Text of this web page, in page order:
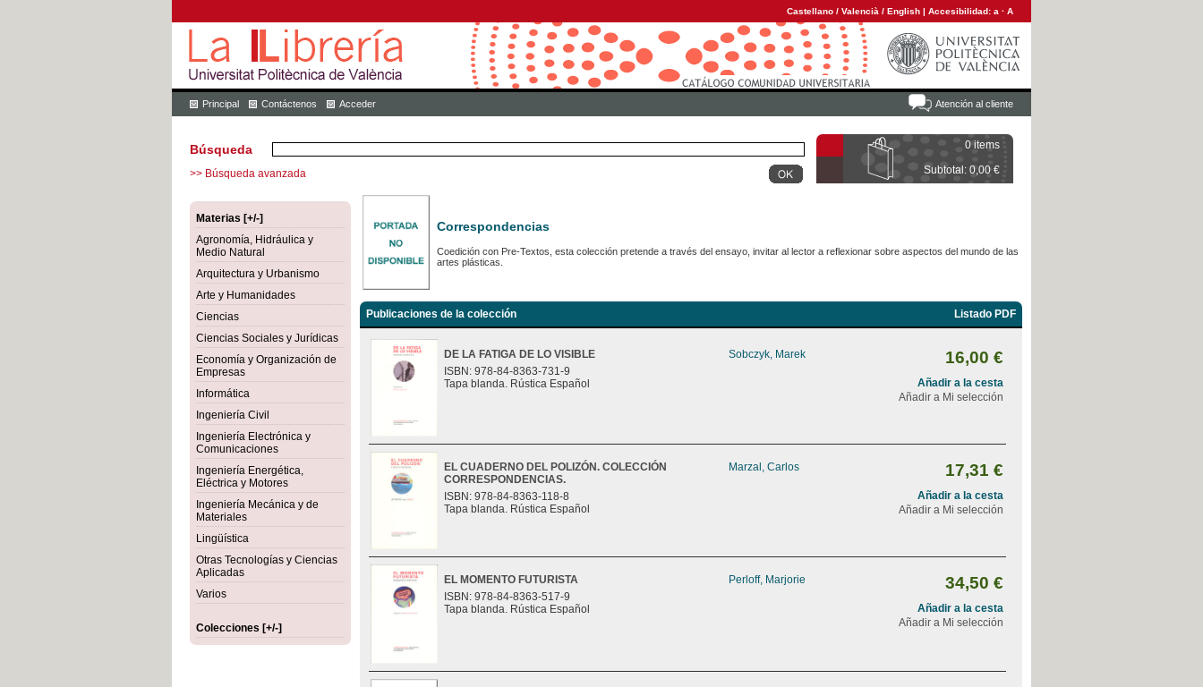
Castellano / Valencià / English | Accesibilidad: a · A
Atención al cliente
Principal Contáctenos Acceder
0 items
Subtotal: 0,00 €
Búsqueda
>> Búsqueda avanzada
Materias [+/-]
Agronomía, Hidráulica y
Medio Natural
Arquitectura y Urbanismo
Arte y Humanidades
Ciencias
Ciencias Sociales y Jurídicas
Economía y Organización de
Empresas
Informática
Ingeniería Civil
Ingeniería Electrónica y
Comunicaciones
Ingeniería Energética,
Eléctrica y Motores
Ingeniería Mecánica y de
Materiales
Lingüística
Otras Tecnologías y Ciencias
Aplicadas
Varios
Colecciones [+/-]
Correspondencias
Coedición con Pre-Textos, esta colección pretende a través del ensayo, invitar al lector a reflexionar sobre aspectos del mundo de las
artes plásticas.
Publicaciones de la colección Listado PDF
DE LA FATIGA DE LO VISIBLE
ISBN: 978-84-8363-731-9
Tapa blanda. Rústica Español
Sobczyk, Marek 16,00 €
Añadir a la cesta
Añadir a Mi selección
EL CUADERNO DEL POLIZÓN. COLECCIÓN
CORRESPONDENCIAS.
ISBN: 978-84-8363-118-8
Tapa blanda. Rústica Español
Marzal, Carlos 17,31 €
Añadir a la cesta
Añadir a Mi selección
EL MOMENTO FUTURISTA
ISBN: 978-84-8363-517-9
Tapa blanda. Rústica Español
Perloff, Marjorie 34,50 €
Añadir a la cesta
Añadir a Mi selección